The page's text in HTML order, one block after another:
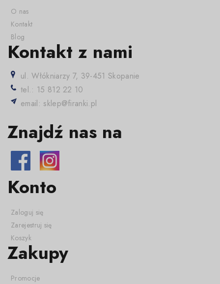
O nas
Kontakt
Blog
Kontakt z nami
ul. Włókniarzy 7, 39-451 Skopanie
tel.: 15 812 22 10
email: sklep@firanki.pl
Znajdź nas na
Konto
Zaloguj się
Zarejestruj się
Koszyk
Zakupy
Promocje